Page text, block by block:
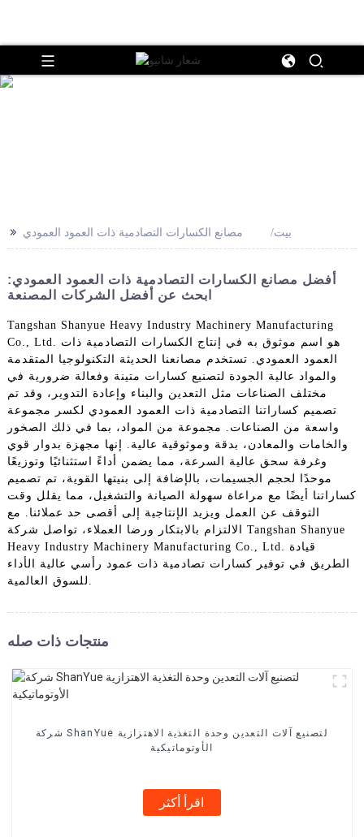
>> بيت مصانع الكسارات التصادمية ذات العمود العمودي
أفضل مصانع الكسارات التصادمية ذات العمود العمودي:
ابحث عن أفضل الشركات المصنعة
Tangshan Shanyue Heavy Industry Machinery Manufacturing
Co., Ltd. هو اسم موثوق به في إنتاج الكسارات التصادمية ذات
العمود العمودي. تستخدم مصانعنا الحديثة التكنولوجيا المتقدمة
والمواد عالية الجودة لتصنيع كسارات متينة وفعالة ضرورية في
مختلف الصناعات مثل التعدين والبناء وإعادة التدوير، وقد تم
تصميم كساراتنا التصادمية ذات العمود العمودي لكسر مجموعة
واسعة من الصناعات. مجموعة من المواد، بما في ذلك الصخور
والخامات والمعادن، بدقة وموثوقية عالية. إنها مجهزة بدوار قوي
وغرفة سحق عالية السرعة، مما يضمن أداءً استثنائيًا وتوزيعًا
موحدًا لحجم الجسيمات، بالإضافة إلى بنيتها القوية، تم تصميم
كساراتنا أيضًا مع مراعاة سهولة الصيانة والتشغيل، مما يقلل وقت
التوقف عن العمل ويزيد الإنتاجية إلى أقصى حد عملائنا. مع
الالتزام بالابتكار ورضا العملاء، تواصل شركة Tangshan Shanyue
Heavy Industry Machinery Manufacturing Co., Ltd. قيادة
الطريق في توفير كسارات تصادمية ذات عمود رأسي عالية الأداء
منتجات ذات صله
شركة ShanYue لتصنيع آلات التعدين وحدة التغذية الاهتزازية
الأوتوماتيكية
اقرأ أكثر